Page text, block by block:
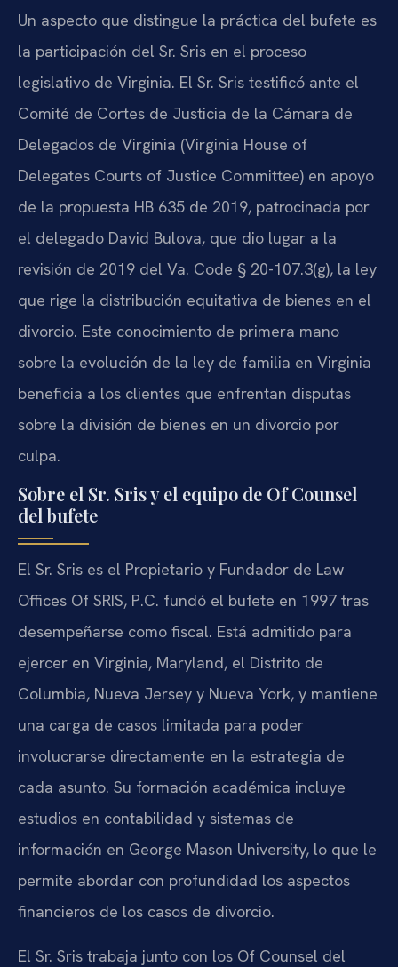
Un aspecto que distingue la práctica del bufete es
la participación del Sr. Sris en el proceso
legislativo de Virginia. El Sr. Sris testificó ante el
Comité de Cortes de Justicia de la Cámara de
Delegados de Virginia (Virginia House of
Delegates Courts of Justice Committee) en apoyo
de la propuesta HB 635 de 2019, patrocinada por
el delegado David Bulova, que dio lugar a la
revisión de 2019 del Va. Code § 20-107.3(g), la ley
que rige la distribución equitativa de bienes en el
divorcio. Este conocimiento de primera mano
sobre la evolución de la ley de familia en Virginia
beneficia a los clientes que enfrentan disputas
sobre la división de bienes en un divorcio por
culpa.
Sobre el Sr. Sris y el equipo de Of Counsel
del bufete
El Sr. Sris es el Propietario y Fundador de Law
Offices Of SRIS, P.C. fundó el bufete en 1997 tras
desempeñarse como fiscal. Está admitido para
ejercer en Virginia, Maryland, el Distrito de
Columbia, Nueva Jersey y Nueva York, y mantiene
una carga de casos limitada para poder
involucrarse directamente en la estrategia de
cada asunto. Su formación académica incluye
estudios en contabilidad y sistemas de
información en George Mason University, lo que le
permite abordar con profundidad los aspectos
financieros de los casos de divorcio.
El Sr. Sris trabaja junto con los Of Counsel del